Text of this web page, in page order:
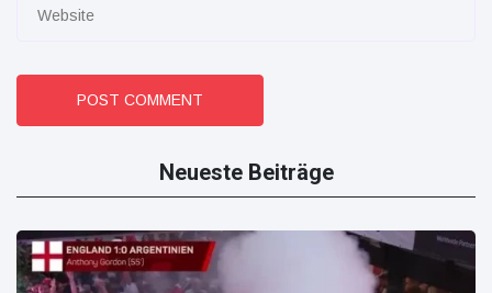
POST COMMENT
Neueste Beiträge